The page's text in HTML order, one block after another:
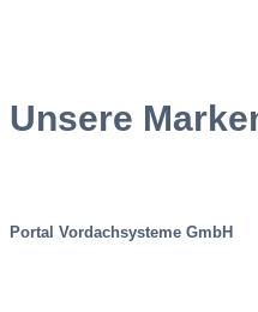
Unsere
Portal Vordachsysteme GmbH